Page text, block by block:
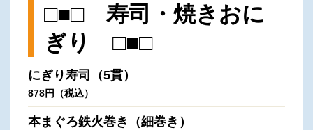
□■□ 寿司・焼きおに
ぎり □■□
にぎり寿司（5貫）
878円（税込）
本まぐろ鉄火巻き（細巻き）